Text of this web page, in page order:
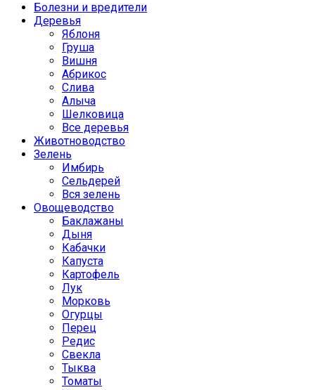
Болезни и вредители
Деревья
Яблоня
Груша
Вишня
Абрикос
Слива
Алыча
Шелковица
Все деревья
Животноводство
Зелень
Имбирь
Сельдерей
Вся зелень
Овощеводство
Баклажаны
Дыня
Кабачки
Капуста
Картофель
Лук
Морковь
Огурцы
Перец
Редис
Свекла
Тыква
Томаты